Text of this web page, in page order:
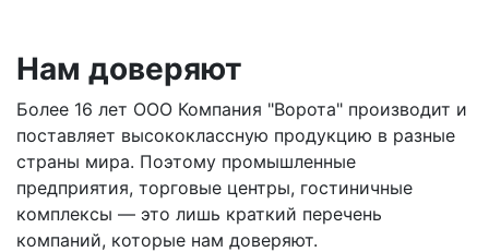
Нам доверяют
Более 16 лет ООО Компания "Ворота" производит и
поставляет высококлассную продукцию в разные
страны мира. Поэтому промышленные
предприятия, торговые центры, гостиничные
комплексы — это лишь краткий перечень
компаний, которые нам доверяют.